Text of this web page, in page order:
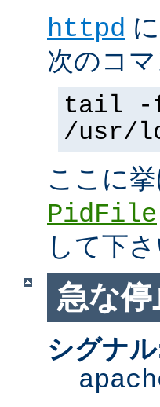
httpd
次のコ
tail -
/usr/
ここに
PidFile
して下さ
急な停
シグナ